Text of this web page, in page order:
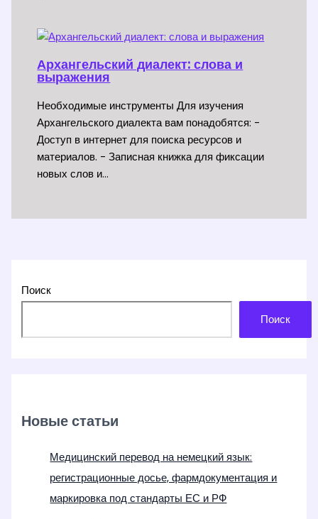
Архангельский диалект: слова и
выражения
Необходимые инструменты Для изучения
Архангельского диалекта вам понадобятся: -
Доступ в интернет для поиска ресурсов и
материалов. - Записная книжка для фиксации
новых слов и…
Поиск
Поиск
Новые статьи
Медицинский перевод на немецкий язык:
регистрационные досье, фармдокументация и
маркировка под стандарты ЕС и РФ